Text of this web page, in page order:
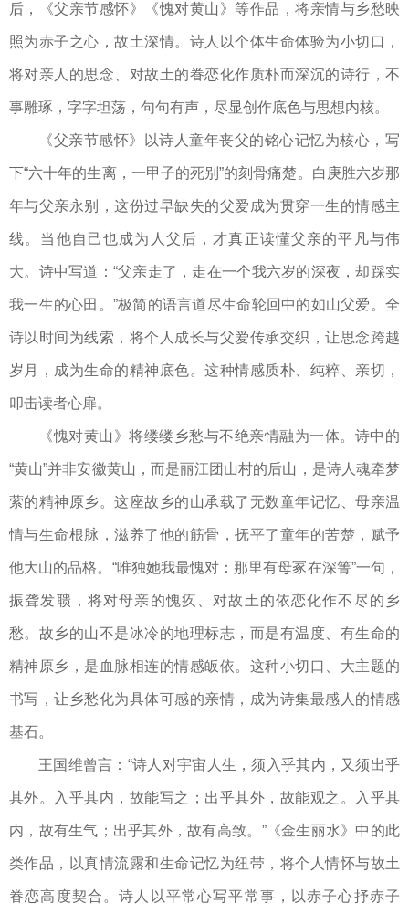
后，《父亲节感怀》《愧对黄山》等作品，将亲情与乡愁映
照为赤子之心，故土深情。诗人以个体生命体验为小切口，
将对亲人的思念、对故土的眷恋化作质朴而深沉的诗行，不
事雕琢，字字坦荡，句句有声，尽显创作底色与思想内核。
《父亲节感怀》以诗人童年丧父的铭心记忆为核心，写
下“六十年的生离，一甲子的死别”的刻骨痛楚。白庚胜六岁那
年与父亲永别，这份过早缺失的父爱成为贯穿一生的情感主
线。当他自己也成为人父后，才真正读懂父亲的平凡与伟
大。诗中写道：“父亲走了，走在一个我六岁的深夜，却踩实
我一生的心田。”极简的语言道尽生命轮回中的如山父爱。全
诗以时间为线索，将个人成长与父爱传承交织，让思念跨越
岁月，成为生命的精神底色。这种情感质朴、纯粹、亲切，
叩击读者心扉。
《愧对黄山》将缕缕乡愁与不绝亲情融为一体。诗中的
“黄山”并非安徽黄山，而是丽江团山村的后山，是诗人魂牵梦
萦的精神原乡。这座故乡的山承载了无数童年记忆、母亲温
情与生命根脉，滋养了他的筋骨，抚平了童年的苦楚，赋予
他大山的品格。“唯独她我最愧对：那里有母冢在深箐”一句，
振聋发聩，将对母亲的愧疚、对故土的依恋化作不尽的乡
愁。故乡的山不是冰冷的地理标志，而是有温度、有生命的
精神原乡，是血脉相连的情感皈依。这种小切口、大主题的
书写，让乡愁化为具体可感的亲情，成为诗集最感人的情感
基石。
王国维曾言：“诗人对宇宙人生，须入乎其内，又须出乎
其外。入乎其内，故能写之；出乎其外，故能观之。入乎其
内，故有生气；出乎其外，故有高致。”《金生丽水》中的此
类作品，以真情流露和生命记忆为纽带，将个人情怀与故土
眷恋高度契合。诗人以平常心写平常事，以赤子心抒赤子